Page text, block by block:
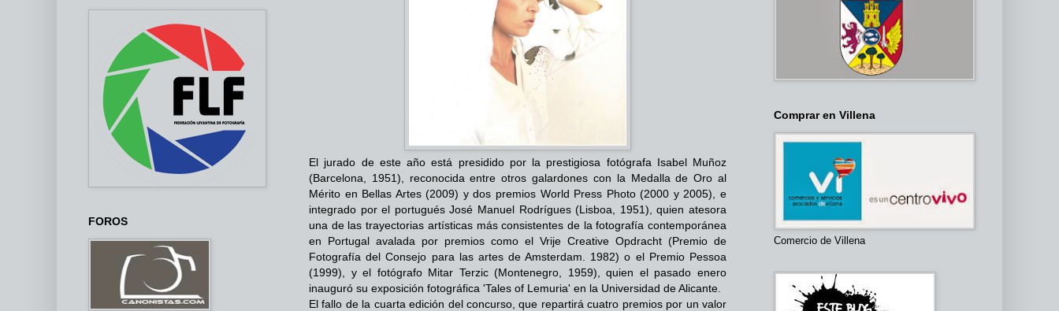
El jurado de este año está presidido por la prestigiosa fotógrafa Isabel Muñoz
(Barcelona, 1951), reconocida entre otros galardones con la Medalla de Oro al
Mérito en Bellas Artes (2009) y dos premios World Press Photo (2000 y 2005), e
integrado por el portugués José Manuel Rodrígues (Lisboa, 1951), quien atesora
una de las trayectorias artísticas más consistentes de la fotografía contemporánea
en Portugal avalada por premios como el Vrije Creative Opdracht (Premio de
Fotografía del Consejo para las artes de Amsterdam. 1982) o el Premio Pessoa
(1999), y el fotógrafo Mitar Terzic (Montenegro, 1959), quien el pasado enero
inauguró su exposición fotográfica 'Tales of Lemuria' en la Universidad de Alicante.
El fallo de la cuarta edición del concurso, que repartirá cuatro premios por un valor
FOROS
Comprar en Villena
Comercio de Villena